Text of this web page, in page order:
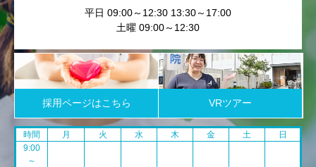
平日 09:00～12:30 13:30～17:00
土曜 09:00～12:30
採用ページはこちら VRツアー
時間 月 火 水 木 金 土
日
9:00
～